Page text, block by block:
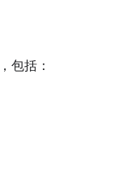
包括：